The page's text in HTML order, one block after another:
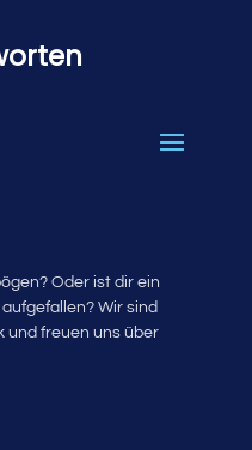
Oder ist dir ein
Wir sind
und freuen uns über